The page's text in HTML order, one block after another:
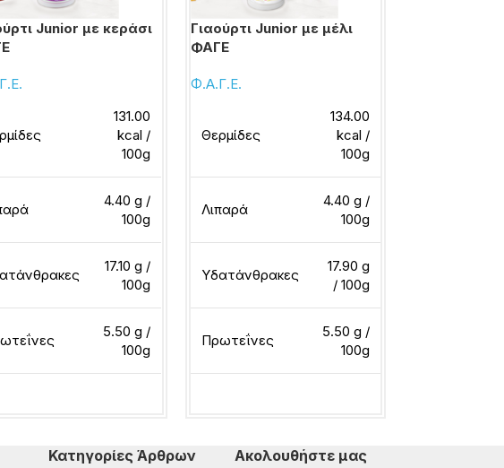
Junior με κεράσι
131.00
kcal /
100g
4.40 g /
100g
17.10 g /
100g
5.50 g /
100g
Γιαούρτι Junior με μέλι
ΦΑΓΕ
Φ.Α.Γ.Ε.
Θερμίδες
134.00
kcal /
100g
Λιπαρά
4.40 g /
100g
Υδατάνθρακες
17.90 g
/ 100g
Πρωτεΐνες
5.50 g /
100g
Κατηγορίες Άρθρων Ακολουθήστε μας